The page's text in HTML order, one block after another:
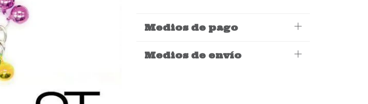
Medios de pago
Medios de envío